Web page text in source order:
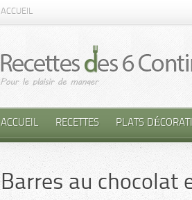
ACCUEIL
ACCUEIL RECETTES PLATS
Barres au chocolat